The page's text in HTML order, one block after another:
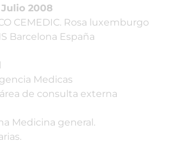
2008
CEMEDIC. Rosa luxemburgo
Barcelona España
Medicas
de consulta externa
Medicina general.